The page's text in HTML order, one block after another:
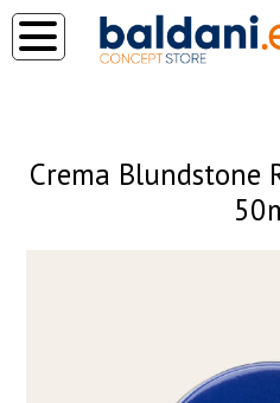
Crema Blundstone